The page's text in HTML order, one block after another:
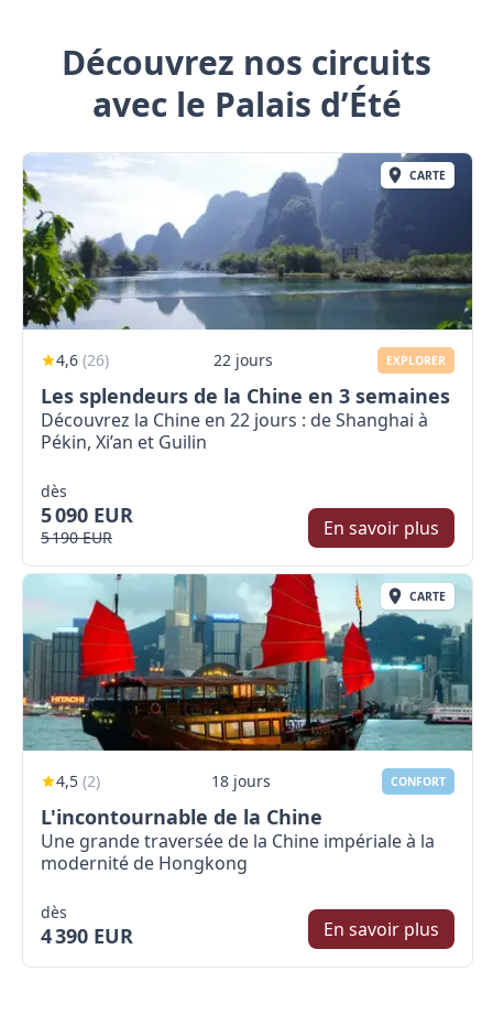
Découvrez nos circuits
avec le Palais d’Été
CARTE
4,6 (26) 22 jours EXPLORER
Les splendeurs de la Chine en 3 semaines
Découvrez la Chine en 22 jours : de Shanghai à
Pékin, Xi’an et Guilin
dès
5 090 EUR
5 190 EUR En savoir plus
CARTE
4,5 (2) 18 jours CONFORT
L'incontournable de la Chine
Une grande traversée de la Chine impériale à la
modernité de Hongkong
dès
4 390 EUR En savoir plus